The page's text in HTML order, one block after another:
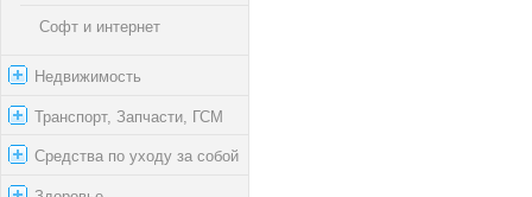
Софт и интернет
Недвижимость
Транспорт, Запчасти, ГСМ
Средства по уходу за собой